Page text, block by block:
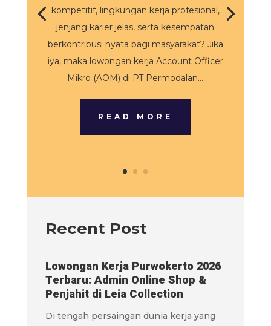
kompetitif, lingkungan kerja profesional,
jenjang karier jelas, serta kesempatan
berkontribusi nyata bagi masyarakat? Jika
iya, maka lowongan kerja Account Officer
Mikro (AOM) di PT Permodalan...
READ MORE
Recent Post
Lowongan Kerja Purwokerto 2026
Terbaru: Admin Online Shop &
Penjahit di Leia Collection
Di tengah persaingan dunia kerja yang